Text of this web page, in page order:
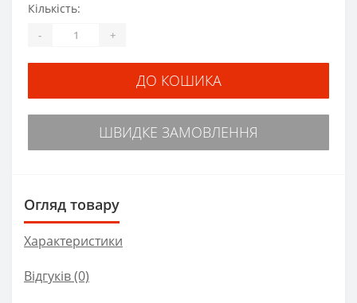
Кількість:
- +
ДО КОШИКА
ШВИДКЕ ЗАМОВЛЕННЯ
Огляд товару
Характеристики
Відгуків (0)